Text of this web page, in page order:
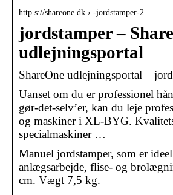
http s://shareone.dk › -jordstamper-2
jordstamper –
udlejningsportal
ShareOne udlejningsportal –
Uanset om du er professionel
gør-det-selv’er, kan du leje
og maskiner i XL-BYG.
specialmaskiner …
Manuel jordstamper, som er
anlægsarbejde, flise- og
cm. Vægt 7,5 kg.